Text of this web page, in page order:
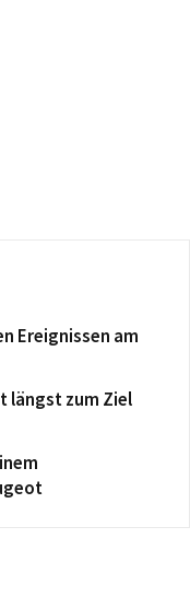
Ereignissen am
längst zum Ziel